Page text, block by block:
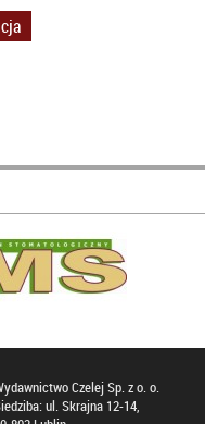
Czelej Sp. z o. o.
ul. Skrajna 12-14,